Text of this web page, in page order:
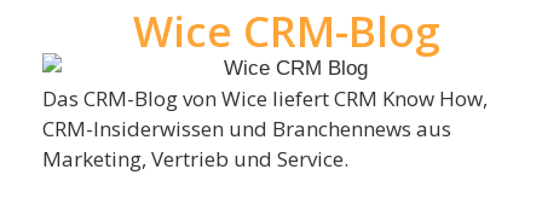
Wice CRM-Blog
Das CRM-Blog von Wice liefert CRM Know How,
CRM-Insiderwissen und Branchennews aus
Marketing, Vertrieb und Service.